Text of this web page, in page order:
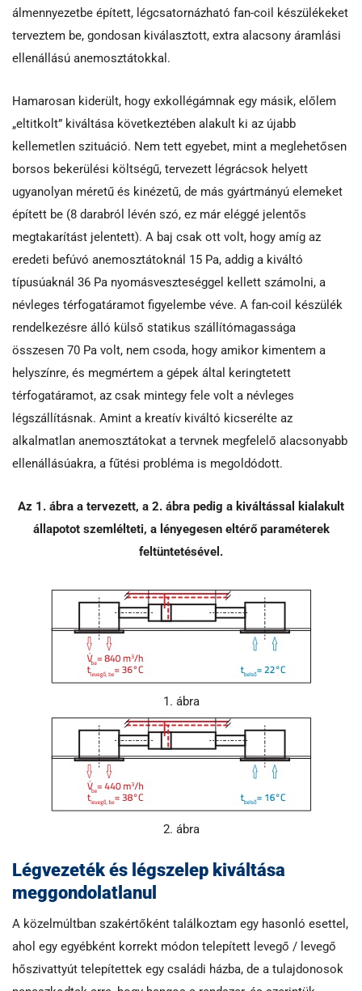
álmennyezetbe épített, légcsatornázható fan-coil készülékeket
terveztem be, gondosan kiválasztott, extra alacsony áramlási
ellenállású anemosztátokkal.
Hamarosan kiderült, hogy exkollégámnak egy másik, előlem
„eltitkolt” kiváltása következtében alakult ki az újabb
kellemetlen szituáció. Nem tett egyebet, mint a meglehetősen
borsos bekerülési költségű, tervezett légrácsok helyett
ugyanolyan méretű és kinézetű, de más gyártmányú elemeket
épített be (8 darabról lévén szó, ez már eléggé jelentős
megtakarítást jelentett). A baj csak ott volt, hogy amíg az
eredeti befúvó anemosztátoknál 15 Pa, addig a kiváltó
típusúaknál 36 Pa nyomásveszteséggel kellett számolni, a
névleges térfogatáramot figyelembe véve. A fan-coil készülék
rendelkezésre álló külső statikus szállítómagassága
összesen 70 Pa volt, nem csoda, hogy amikor kimentem a
helyszínre, és megmértem a gépek által keringtetett
térfogatáramot, az csak mintegy fele volt a névleges
légszállításnak. Amint a kreatív kiváltó kicserélte az
alkalmatlan anemosztátokat a tervnek megfelelő alacsonyabb
ellenállásúakra, a fűtési probléma is megoldódott.
Az 1. ábra a tervezett, a 2. ábra pedig a kiváltással kialakult
állapotot szemlélteti, a lényegesen eltérő paraméterek
feltüntetésével.
1. ábra
2. ábra
Légvezeték és légszelep kiváltása
meggondolatlanul
A közelmúltban szakértőként találkoztam egy hasonló esettel,
ahol egy egyébként korrekt módon telepített levegő / levegő
hőszivattyút telepítettek egy családi házba, de a tulajdonosok